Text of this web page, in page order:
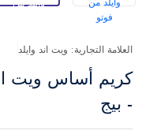
العلامة التجارية: ويت اند وايلد
كريم أساس ويت
- بيج